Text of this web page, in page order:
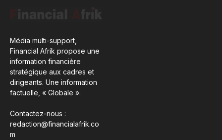
Média multi-support,
Financial Afrik propose une
information financière
stratégique aux cadres et
dirigeants. Une information
factuelle, « Globale ».
Contactez-nous :
redaction@financialafrik.co
m